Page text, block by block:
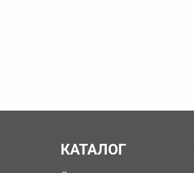
КАТАЛОГ